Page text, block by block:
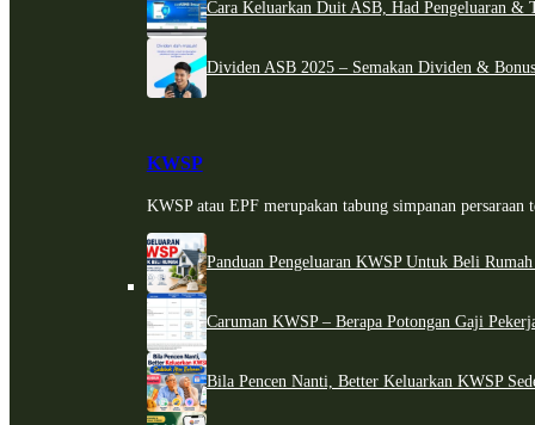
Cara Keluarkan Duit ASB, Had Pengeluaran &
Dividen ASB 2025 – Semakan Dividen &
KWSP
KWSP atau EPF merupakan tabung simpanan persaraan
Panduan Pengeluaran KWSP Untuk Beli
Caruman KWSP – Berapa Potongan Gaji
Bila Pencen Nanti, Better Keluarkan KWSP